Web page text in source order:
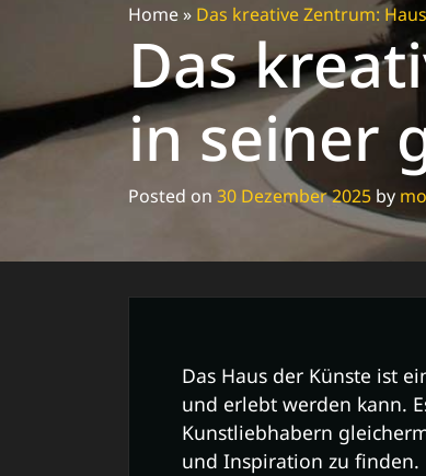
Home » Das kreative Zentrum:
Das
in seiner
Posted on 30 Dezember 2025 by
Das Haus der Künste ist
und erlebt werden kann.
Kunstliebhabern
und Inspiration zu finden.